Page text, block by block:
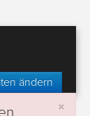
ändern
×